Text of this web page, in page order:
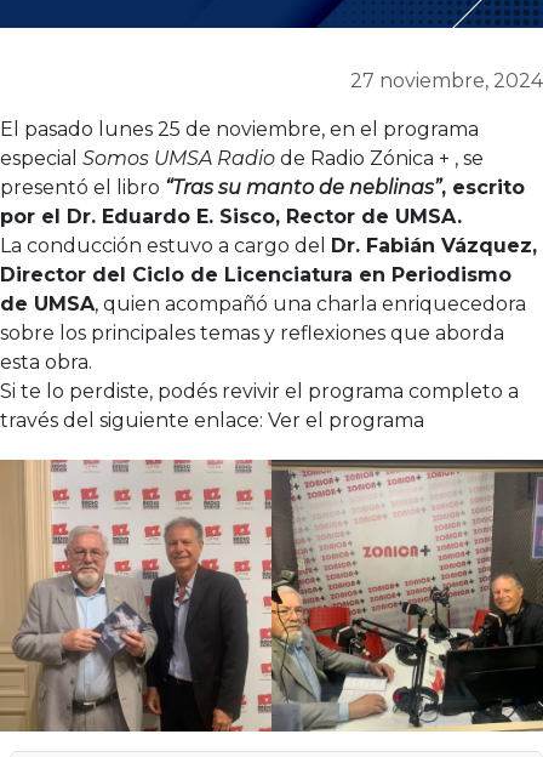
27 noviembre, 2024
El pasado lunes 25 de noviembre, en el programa
especial Somos UMSA Radio de Radio Zónica + , se
presentó el libro “Tras su manto de neblinas”, escrito
por el Dr. Eduardo E. Sisco, Rector de UMSA.
La conducción estuvo a cargo del Dr. Fabián Vázquez,
Director del Ciclo de Licenciatura en Periodismo
de UMSA, quien acompañó una charla enriquecedora
sobre los principales temas y reflexiones que aborda
esta obra.
Si te lo perdiste, podés revivir el programa completo a
través del siguiente enlace: Ver el programa